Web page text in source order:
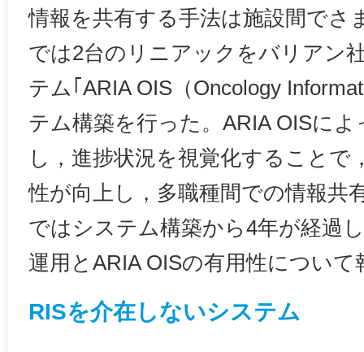
情報を共有する手法は施設間でさ
では2台のリニアックをバリアン
テム｢ARIA OIS（Oncology
テム構築を行った。ARIA OISに
し，進捗状況を視覚化することで
性が向上し，多職種間での情報共
ではシステム構築から4年が経過
運用とARIA OISの有用性について
RISを介在しないシステム